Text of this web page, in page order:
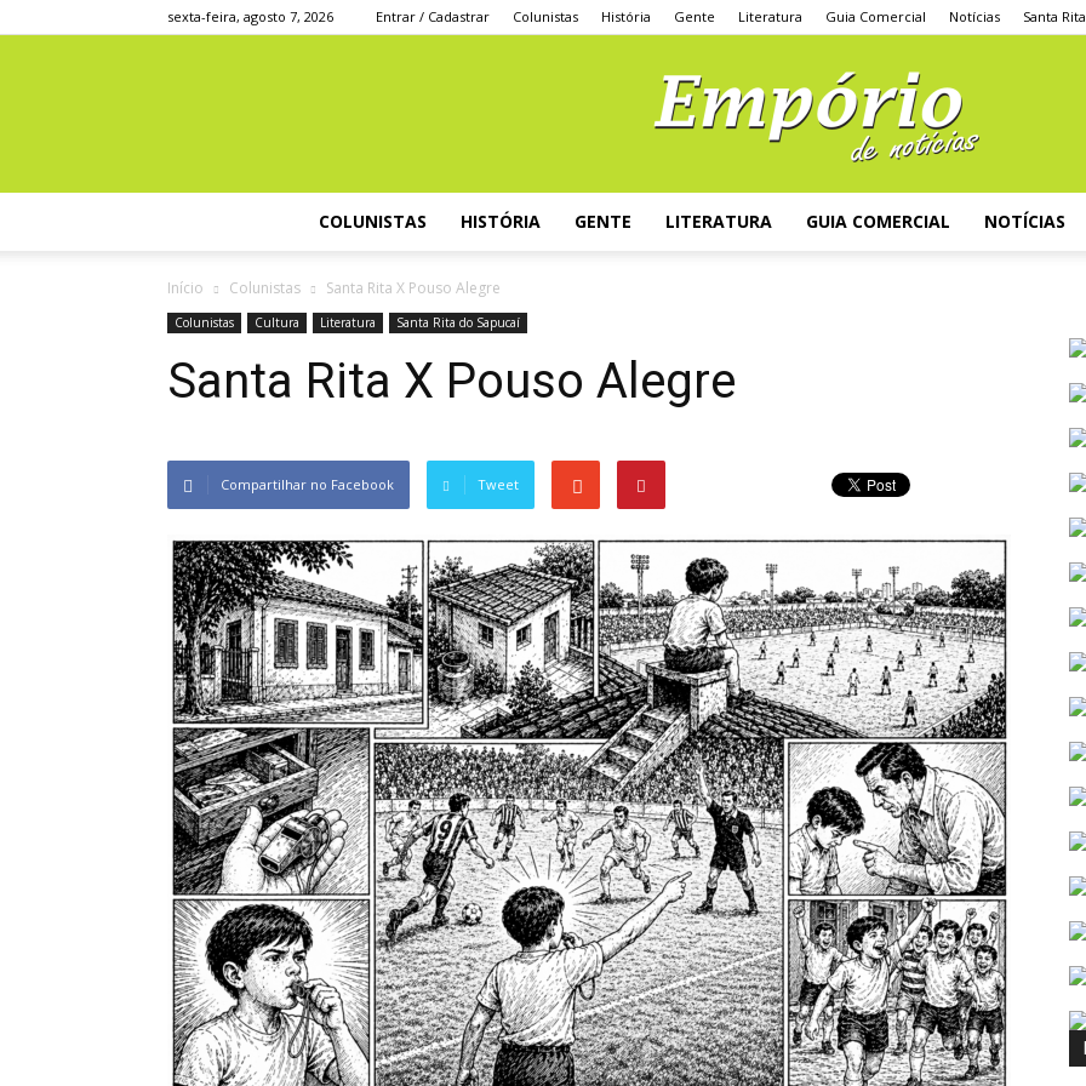
sexta-feira, agosto 7, 2026 Entrar / Cadastrar Colunistas História Gente Literatura Guia Comercial Notícias Santa
COLUNISTAS HISTÓRIA GENTE LITERATURA GUIA COMERCIAL NOTÍCIAS
Início Colunistas Santa Rita X Pouso Alegre
Colunistas Cultura Literatura Santa Rita do Sapucaí
Santa Rita X Pouso Alegre
Compartilhar no Facebook Tweet